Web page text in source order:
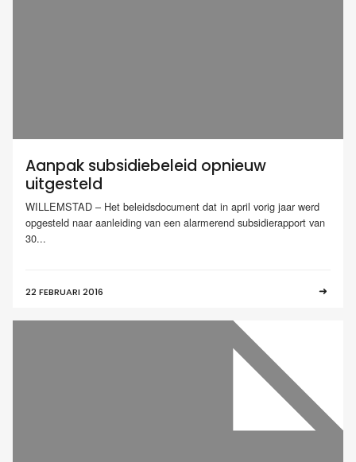
Aanpak subsidiebeleid opnieuw
uitgesteld
WILLEMSTAD – Het beleidsdocument dat in april vorig jaar werd
opgesteld naar aanleiding van een alarmerend subsidierapport van
30...
22 FEBRUARI 2016